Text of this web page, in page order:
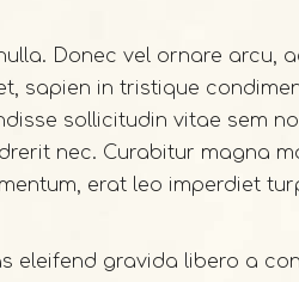
Donec vel ornare arcu,
sapien in tristique
sollicitudin vitae sem
nec. Curabitur magna
erat leo imperdiet
eleifend gravida libero a